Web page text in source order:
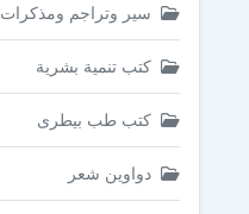
سير وتراجم ومذكرات
كتب تنمية بشرية
كتب طب بيطرى
دواوين شعر